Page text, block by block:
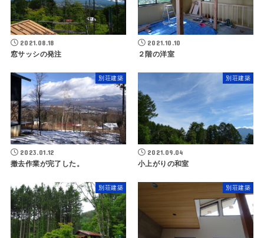
2021.08.18
窓サッシの発注
2021.10.10
２階の洋室
別荘建築
2023.01.12
撤去作業が完了した。
別荘建築
2021.09.04
小上がりの和室
別荘建築 別荘建築